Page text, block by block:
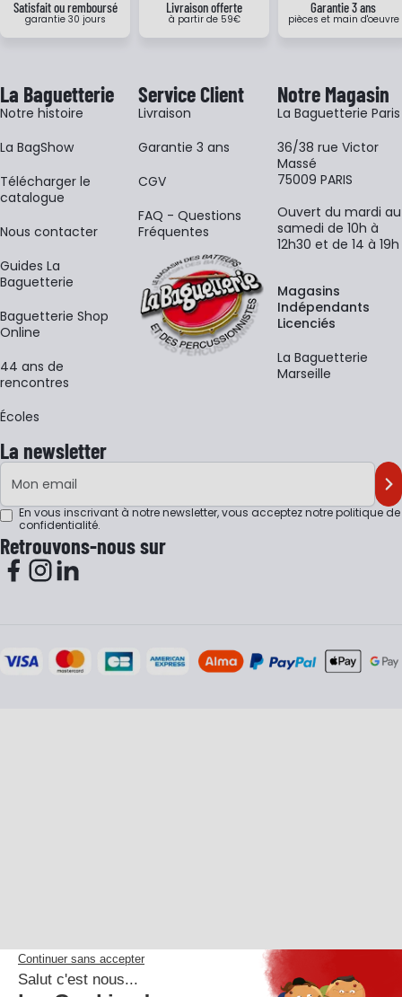
Satisfait ou remboursé
garantie 30 jours
Livraison offerte
à partir de 59€
Garantie 3 ans
pièces et main d'oeuvre
La Baguetterie
Notre histoire
La BagShow
​Télécharger le
catalogue
Nous contacter
Guides La
Baguetterie
Baguetterie Shop
Online
44 ans de
rencontres
Écoles
Service Client
Livraison
Garantie 3 ans
CGV
FAQ - Questions
Fréquentes
Notre Magasin
La Baguetterie Paris
36/38 rue Victor
Massé
75009 PARIS
Ouvert du mardi au
samedi de 10h à
12h30 et de 14 à 19h
Magasins
Indépendants
Licenciés
La Baguetterie
Marseille
La newsletter
Adresse e-mail
En vous inscrivant à notre newsletter, vous acceptez notrepolitique de
confidentialité.
Retrouvons-nous sur